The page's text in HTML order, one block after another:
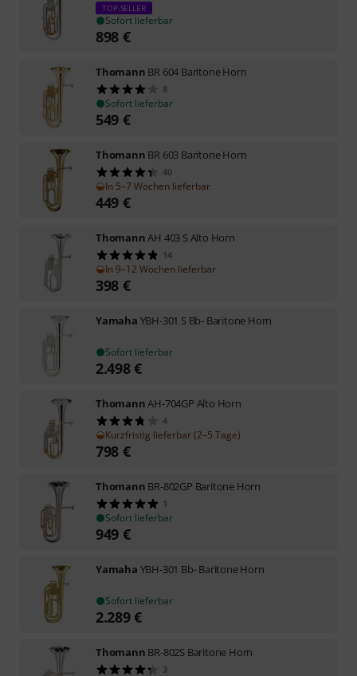
TOP-SELLER
Sofort lieferbar
898 €
Thomann BR 604 Baritone Horn
8
Sofort lieferbar
549 €
Thomann BR 603 Baritone Horn
40
In 5–7 Wochen lieferbar
449 €
ThomannAH 403 S Alto Horn
14
In 9–12 Wochen lieferbar
398 €
Yamaha YBH-301 S Bb- Baritone Horn
Sofort lieferbar
2.498€
ThomannAH-704GP Alto Horn
4
Kurzfristig lieferbar (2–5 Tage)
798 €
Thomann BR-802GP Baritone Horn
1
Sofort lieferbar
949 €
Yamaha YBH-301 Bb- Baritone Horn
Sofort lieferbar
2.289€
Thomann BR-802S Baritone Horn
3